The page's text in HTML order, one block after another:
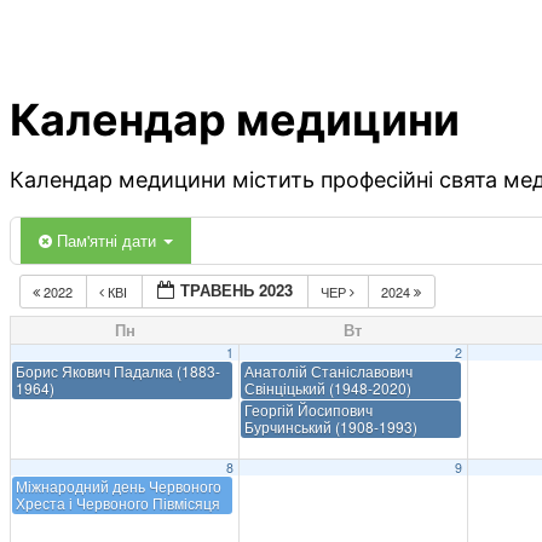
Календар медицини
Календар медицини містить професійні свята
Пам'ятні дати
2022 КВІ ТРАВЕНЬ 2023 ЧЕР 2024
Пн Вт
1
Борис Якович Падалка (1883-
1964)
2
Анатолій Станіславович
Свінціцький (1948-2020)
Георгій Йосипович
Бурчинський (1908-1993)
8
Міжнародний день Червоного
Хреста і Червоного Півмісяця
9